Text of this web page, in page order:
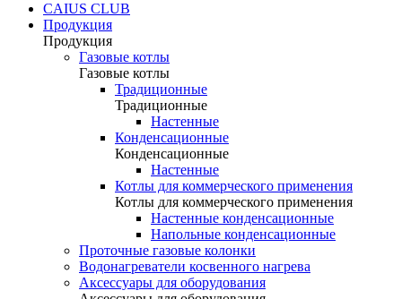
CAIUS CLUB
Продукция
Продукция
Газовые котлы
Газовые котлы
Традиционные
Традиционные
Настенные
Конденсационные
Конденсационные
Настенные
Котлы для коммерческого применения
Котлы для коммерческого применения
Настенные конденсационные
Напольные конденсационные
Проточные газовые колонки
Водонагреватели косвенного нагрева
Аксессуары для оборудования